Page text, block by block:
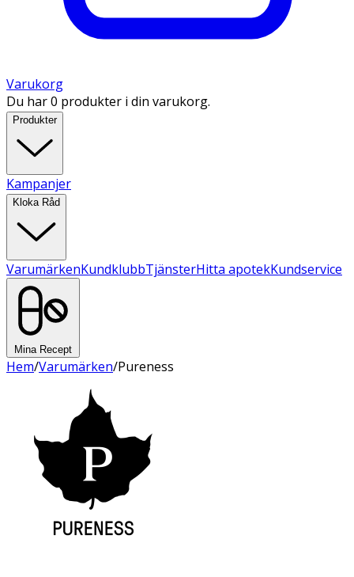
Varukorg
Du har 0 produkter i din varukorg.
Produkter
Kampanjer
Kloka Råd
VarumärkenKundklubbTjänsterHitta apotekKundservice
Mina Recept
Hem/Varumärken/Pureness